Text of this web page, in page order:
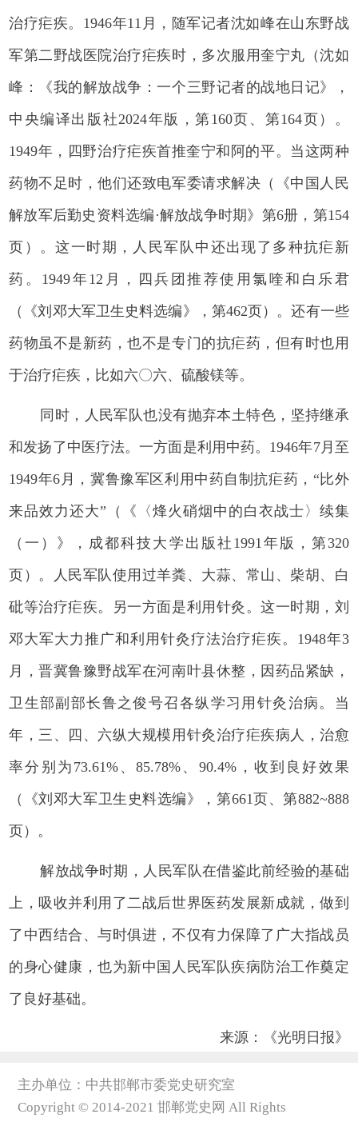
治疗疟疾。1946年11月，随军记者沈如峰在山东野战
军第二野战医院治疗疟疾时，多次服用奎宁丸（沈如
峰：《我的解放战争：一个三野记者的战地日记》，
中央编译出版社2024年版，第160页、第164页）。
1949年，四野治疗疟疾首推奎宁和阿的平。当这两种
药物不足时，他们还致电军委请求解决（《中国人民
解放军后勤史资料选编·解放战争时期》第6册，第154
页）。这一时期，人民军队中还出现了多种抗疟新
药。1949年12月，四兵团推荐使用氯喹和白乐君
（《刘邓大军卫生史料选编》，第462页）。还有一些
药物虽不是新药，也不是专门的抗疟药，但有时也用
于治疗疟疾，比如六〇六、硫酸镁等。
同时，人民军队也没有抛弃本土特色，坚持继承
和发扬了中医疗法。一方面是利用中药。1946年7月至
1949年6月，冀鲁豫军区利用中药自制抗疟药，“比外
来品效力还大”（《〈烽火硝烟中的白衣战士〉续集
（一）》，成都科技大学出版社1991年版，第320
页）。人民军队使用过羊粪、大蒜、常山、柴胡、白
砒等治疗疟疾。另一方面是利用针灸。这一时期，刘
邓大军大力推广和利用针灸疗法治疗疟疾。1948年3
月，晋冀鲁豫野战军在河南叶县休整，因药品紧缺，
卫生部副部长鲁之俊号召各纵学习用针灸治病。当
年，三、四、六纵大规模用针灸治疗疟疾病人，治愈
率分别为73.61%、85.78%、90.4%，收到良好效果
（《刘邓大军卫生史料选编》，第661页、第882~888
页）。
解放战争时期，人民军队在借鉴此前经验的基础
上，吸收并利用了二战后世界医药发展新成就，做到
了中西结合、与时俱进，不仅有力保障了广大指战员
的身心健康，也为新中国人民军队疾病防治工作奠定
了良好基础。
来源：《光明日报》
主办单位：中共邯郸市委党史研究室
Copyright © 2014-2021 邯郸党史网 All Rights